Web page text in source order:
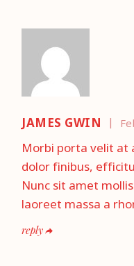
JAMES GWIN
Morbi porta velit at
dolor finibus,
Nunc sit amet
laoreet massa a
reply